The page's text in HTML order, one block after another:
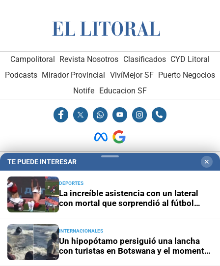
Campolitoral Revista Nosotros Clasificados CYD Litoral
Podcasts Mirador Provincial VivíMejor SF Puerto Negocios
Notife
Educacion SF
Hemeroteca Digital (1930-1979) Receptorías de avisos-
Administración y Publicidad
Opcionales con El Litoral-MediaKit
TE PUEDE INTERESAR ✕
DEPORTES
La increíble asistencia con un lateral
con mortal que sorprendió al fútbol
INTERNACIONALES
Un hipopótamo persiguió una lancha
con turistas en Botswana y el momento